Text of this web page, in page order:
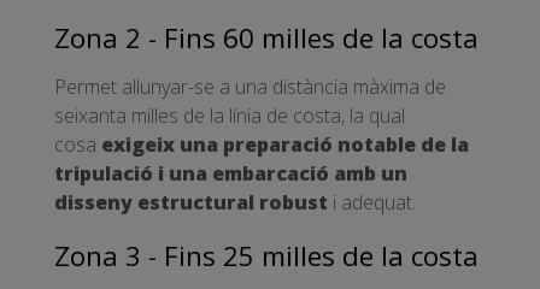
Zona 2 - Fins 60 milles de la costa
Permet allunyar-se a una distància màxima de
seixanta milles de la línia de costa, la qual
cosa exigeix una preparació notable de la
tripulació i una embarcació amb un
disseny estructural robust i adequat.
Zona 3 - Fins 25 milles de la costa